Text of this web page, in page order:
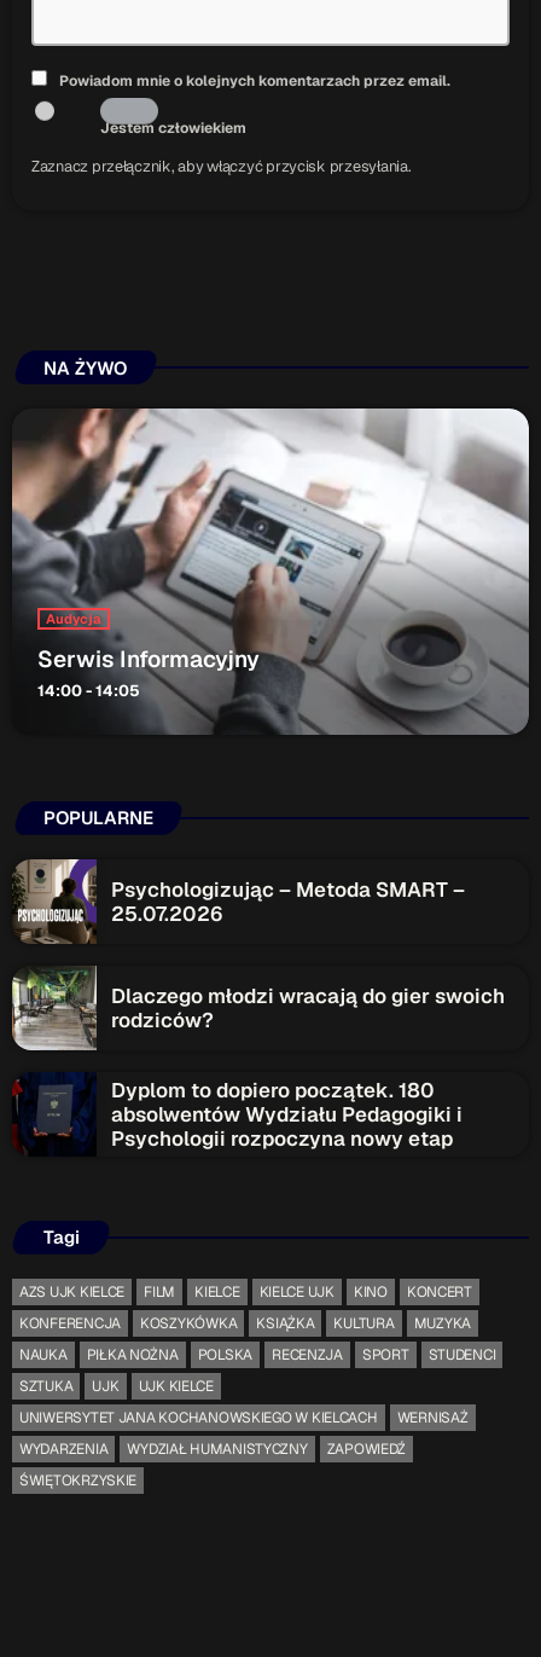
Powiadom mnie o kolejnych komentarzach przez email.
Jestem człowiekiem
Zaznacz przełącznik, aby włączyć przycisk przesyłania.
NA ŻYWO
Audycja
Serwis Informacyjny
14:00 - 14:05
POPULARNE
Psychologizując – Metoda SMART –
25.07.2026
Dlaczego młodzi wracają do gier swoich
rodziców?
Dyplom to dopiero początek. 180
absolwentów Wydziału Pedagogiki i
Psychologii rozpoczyna nowy etap
Tagi
AZS UJK KIELCE FILM KIELCE KIELCE UJK KINO
KONCERT
KONFERENCJA
KOSZYKÓWKA KSIĄŻKA KULTURA
MUZYKA
NAUKA
PIŁKA NOŻNA POLSKA RECENZJA SPORT
STUDENCI
SZTUKA
UJK
UJK KIELCE
UNIWERSYTET JANA KOCHANOWSKIEGO W KIELCACH
WERNISAŻ
WYDARZENIA
WYDZIAŁ HUMANISTYCZNY
ZAPOWIEDŹ
ŚWIĘTOKRZYSKIE